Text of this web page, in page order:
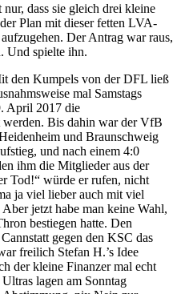
dass sie gleich drei kleine
Plan mit dieser fetten LVA-
Der Antrag war raus,
Und spielte ihn.
den Kumpels von der DFL ließ
mal Samstags
April 2017 die
Bis dahin war der VfB
und Braunschweig
und nach einem 4:0
ihm die Mitglieder aus der
Tod!“ würde er rufen, nicht
ja viel lieber auch mit viel
jetzt habe man keine Wahl,
bestiegen hatte. Den
gegen den KSC das
freilich Stefan H.’s Idee
der kleine Finanzer mal echt
lagen am Sonntag